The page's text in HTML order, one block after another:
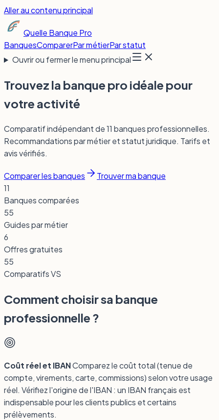
Aller au contenu principal
Quelle Banque Pro
BanquesComparerPar métierPar statut
Ouvrir ou fermer le menu principal
Trouvez la banque pro idéale pour
votre activité
Comparatif indépendant de11 banques professionnelles.
Recommandations par métier et statut juridique. Tarifs et
avis vérifiés.
Comparer les banques
Trouver ma banque
11
Banques comparées
55
Guides par métier
6
Offres gratuites
55
Comparatifs VS
Comment choisir sa banque
professionnelle ?
Coût réel et IBANComparez le coût total (tenue de
compte, virements, carte, commissions) selon votre usage
réel. Vérifiez l'origine de l'IBAN : un IBAN français est
indispensable pour les clients publics et certains
prélèvements.